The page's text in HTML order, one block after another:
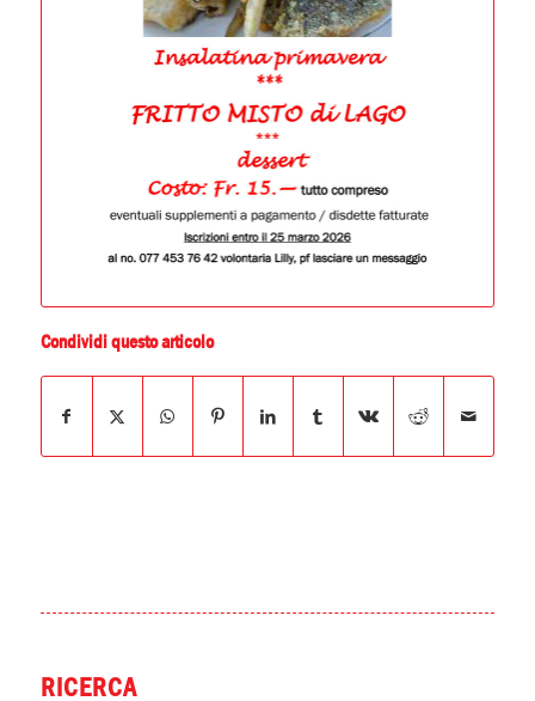
Condividi questo articolo
RICERCA